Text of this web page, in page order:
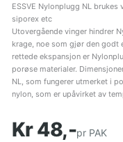
ESSVE Nylonplugg NL
siporex etc
Utovergående vinger hindrer
krage, noe som gjør den godt
rettede ekspansjon er
porøse materialer.
NL, som fungerer utmerket i
nylon, som er upåvirket av
Kr 48,-pr PAK